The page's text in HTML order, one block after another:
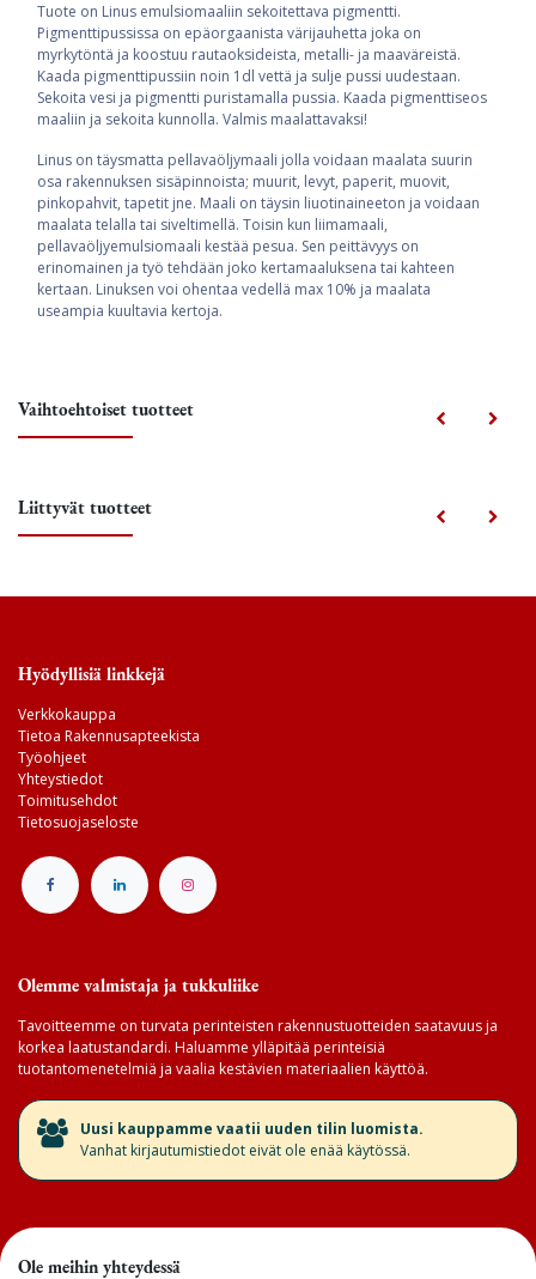
Tuote on Linus emulsiomaaliin sekoitettava pigmentti.
Pigmenttipussissa on epäorgaanista värijauhetta joka on
myrkytöntä ja koostuu rautaoksideista, metalli- ja maaväreistä.
Kaada pigmenttipussiin noin 1dl vettä ja sulje pussi uudestaan.
Sekoita vesi ja pigmentti puristamalla pussia. Kaada pigmenttiseos
maaliin ja sekoita kunnolla. Valmis maalattavaksi!
Linus on täysmatta pellavaöljymaali jolla voidaan maalata suurin
osa rakennuksen sisäpinnoista; muurit, levyt, paperit, muovit,
pinkopahvit, tapetit jne. Maali on täysin liuotinaineeton ja voidaan
maalata telalla tai siveltimellä. Toisin kun liimamaali,
pellavaöljyemulsiomaali kestää pesua. Sen peittävyys on
erinomainen ja työ tehdään joko kertamaaluksena tai kahteen
kertaan. Linuksen voi ohentaa vedellä max 10% ja maalata
useampia kuultavia kertoja.
Vaihtoehtoiset tuotteet
Liittyvät tuotteet
Hyödyllisiä linkkejä
Verkkokauppa
Tietoa Rakennusapteekista
Työohjeet
Yhteystiedot
Toimitusehdot
Tietosuojaseloste
Olemme valmistaja ja tukkuliike
Tavoitteemme on turvata perinteisten rakennustuotteiden saatavuus ja
korkea laatustandardi. Haluamme ylläpitää perinteisiä
tuotantomenetelmiä ja vaalia kestävien materiaalien käyttöä.
​Uusi kauppamme vaatii uuden tilin luomista.
Vanhat kirjautumistiedot eivät ole enää käytössä.
Ole meihin yhteydessä